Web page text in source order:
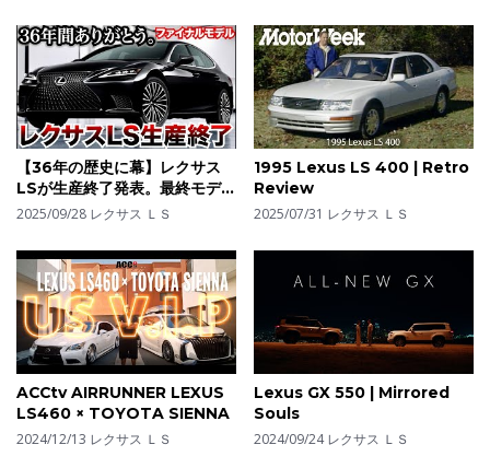
LS CONCEPT 2026
【36年の歴史に幕】レクサス
LSが生産終了発表。最終モデル
がやばすぎる!?LEXUS LSヘリ
2025/09/28 レクサス ＬＳ
1995 Lexus LS 400 | Retro
Review
2025/07/31 レクサス ＬＳ
ACCtv AIRRUNNER LEXUS
LS460 × TOYOTA SIENNA
2024/12/13 レクサス ＬＳ
Lexus GX 550 | Mirrored
Souls
2024/09/24 レクサス ＬＳ